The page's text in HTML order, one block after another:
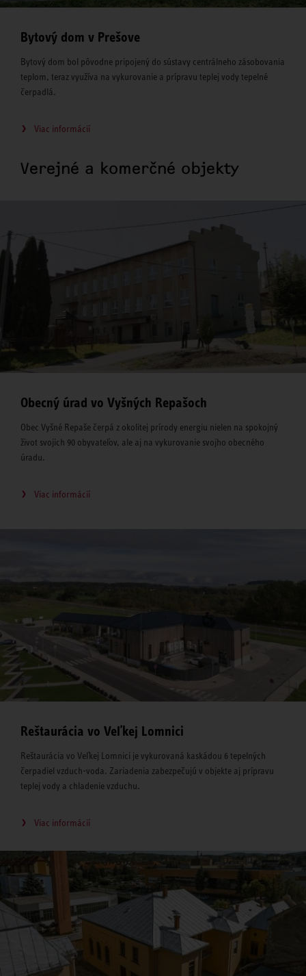
Bytový dom v Prešove
Bytový dom bol pôvodne pripojený do sústavy centrálneho zásobovania
teplom, teraz využíva na vykurovanie a prípravu teplej vody tepelné
čerpadlá.
Viac informácií
Verejné a komerčné objekty
Obecný úrad vo Vyšných Repašoch
Obec Vyšné Repaše čerpá z okolitej prírody energiu nielen na spokojný
život svojich 90 obyvateľov, ale aj na vykurovanie svojho obecného
úradu.
Viac informácií
Reštaurácia vo Veľkej Lomnici
Reštaurácia vo Veľkej Lomnici je vykurovaná kaskádou 6 tepelných
čerpadiel vzduch-voda. Zariadenia zabezpečujú v objekte aj prípravu
teplej vody a chladenie vzduchu.
Viac informácií